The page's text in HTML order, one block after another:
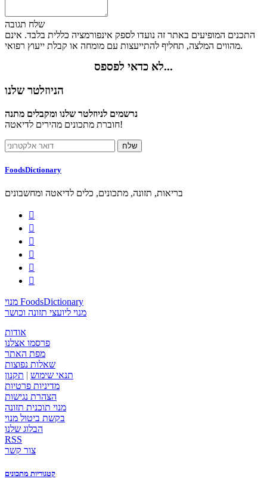
שלח תגובה
התכנים המופיעים באתר זה נועדו לספק אינפורמציה כללית בלבד. אינם
מהווים המלצה, תחליף להתייעצות עם מומחה או קבלת ייעוץ רפואי.
לא כדאי לפספס...
הניוזלטר שלנו
נרשמים לניוזלטר שלנו ומקבלים מתנה
חוברת מתכונים מהירים לדיאטה!
FoodsDictionary
בריאות, תזונה, מתכונים, כלים לדיאטה ומחשבונים






מנוי FoodsDictionary
מנוי ליועצי תזונה וכושר
אודות
פרסמו אצלנו
מפת האתר
שאלות נפוצות
תנאי שימוש | תקנון
מדיניות פרטיות
הצהרת נגישות
מנוי תוכנית תזונה
בקשת ביטול מנוי
הבלוג שלנו
RSS
צור קשר
קטגוריות מתכונים